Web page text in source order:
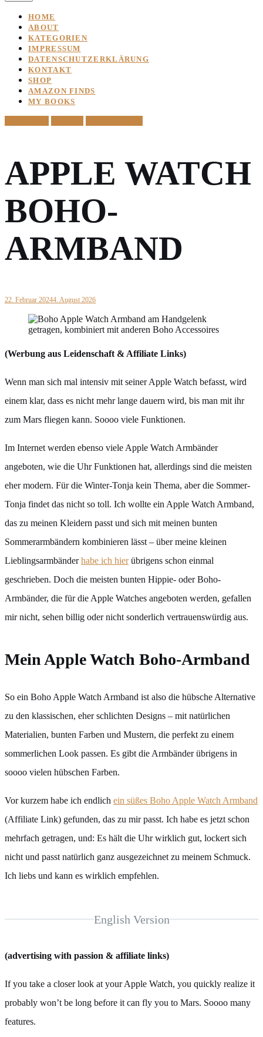
HOME
ABOUT
KATEGORIEN
IMPRESSUM
DATENSCHUTZERKLÄRUNG
KONTAKT
SHOP
AMAZON FINDS
MY BOOKS
APPLE WATCH
BOHO-
ARMBAND
22. Februar 20244. August 2026
(Werbung aus Leidenschaft & Affiliate Links)
Wenn man sich mal intensiv mit seiner Apple Watch befasst, wird
einem klar, dass es nicht mehr lange dauern wird, bis man mit ihr
zum Mars fliegen kann. Soooo viele Funktionen.
Im Internet werden ebenso viele Apple Watch Armbänder
angeboten, wie die Uhr Funktionen hat, allerdings sind die meisten
eher modern. Für die Winter-Tonja kein Thema, aber die Sommer-
Tonja findet das nicht so toll. Ich wollte ein Apple Watch Armband,
das zu meinen Kleidern passt und sich mit meinen bunten
Sommerarmbändern kombinieren lässt – über meine kleinen
Lieblingsarmbänderhabe ich hierübrigens schon einmal
geschrieben. Doch die meisten bunten Hippie- oder Boho-
Armbänder, die für die Apple Watches angeboten werden, gefallen
mir nicht, sehen billig oder nicht sonderlich vertrauenswürdig aus.
Mein Apple Watch Boho-Armband
So ein Boho Apple Watch Armband ist also die hübsche Alternative
zu den klassischen, eher schlichten Designs – mit natürlichen
Materialien, bunten Farben und Mustern, die perfekt zu einem
sommerlichen Look passen. Es gibt die Armbänder übrigens in
soooo vielen hübschen Farben.
Vor kurzem habe ich endlich ein süßes Boho Apple Watch Armband
(Affiliate Link) gefunden, das zu mir passt. Ich habe es jetzt schon
mehrfach getragen, und: Es hält die Uhr wirklich gut, lockert sich
nicht und passt natürlich ganz ausgezeichnet zu meinem Schmuck.
Ich liebs und kann es wirklich empfehlen.
English Version
(advertising with passion & affiliate links)
If you take a closer look at your Apple Watch, you quickly realize it
probably won’t be long before it can fly you to Mars. Soooo many
features.